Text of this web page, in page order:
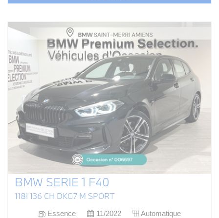
BMW SERIE 1 F40
118I 136 CH DKG7 M SPORT
Essence 11/2022
Automatique